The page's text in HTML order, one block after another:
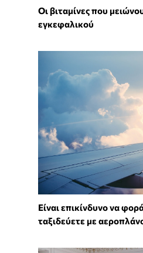
Οι βιταμίνες που
εγκεφαλικού
⁠Είναι επικίνδυνο να
ταξιδεύετε με